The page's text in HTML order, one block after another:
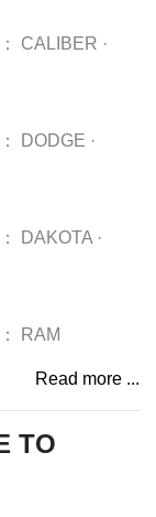
CALIBER ·
DODGE ·
DAKOTA ·
RAM
Read more ...
TO